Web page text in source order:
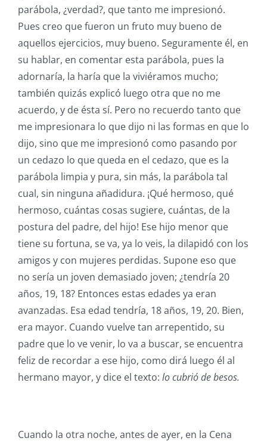
parábola, ¿verdad?, que tanto me impresionó.
Pues creo que fueron un fruto muy bueno de
aquellos ejercicios, muy bueno. Seguramente él, en
su hablar, en comentar esta parábola, pues la
adornaría, la haría que la viviéramos mucho;
también quizás explicó luego otra que no me
acuerdo, y de ésta sí. Pero no recuerdo tanto que
me impresionara lo que dijo ni las formas en que lo
dijo, sino que me impresionó como pasando por
un cedazo lo que queda en el cedazo, que es la
parábola limpia y pura, sin más, la parábola tal
cual, sin ninguna añadidura. ¡Qué hermoso, qué
hermoso, cuántas cosas sugiere, cuántas, de la
postura del padre, del hijo! Ese hijo menor que
tiene su fortuna, se va, ya lo veis, la dilapidó con los
amigos y con mujeres perdidas. Supone eso que
no sería un joven demasiado joven; ¿tendría 20
años, 19, 18? Entonces estas edades ya eran
avanzadas. Esa edad tendría, 18 años, 19, 20. Bien,
era mayor. Cuando vuelve tan arrepentido, su
padre que lo ve venir, lo va a buscar, se encuentra
feliz de recordar a ese hijo, como dirá luego él al
hermano mayor, y dice el texto: lo cubrió de besos.
Cuando la otra noche, antes de ayer, en la Cena